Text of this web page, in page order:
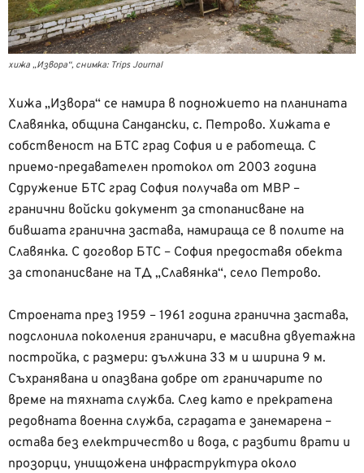
хижа „Извора“, снимка: Trips Journal
Хижа „Извора“ се намира в подножието на планината
Славянка, община Сандански, с. Петрово. Хижата е
собственост на БТС град София и е работеща. С
приемо-предавателен протокол от 2003 година
Сдружение БТС град София получава от МВР –
гранични войски документ за стопанисване на
бившата гранична застава, намираща се в полите на
Славянка. С договор БТС – София предоставя обекта
за стопанисване на ТД „Славянка“, село Петрово.
Строената през 1959 – 1961 година гранична застава,
подслонила поколения граничари, е масивна двуетажна
постройка, с размери: дължина 33 м и ширина 9 м.
Съхранявана и опазвана добре от граничарите по
време на тяхната служба. След като е прекратена
редовната военна служба, сградата е занемарена –
остава без електричество и вода, с разбити врати и
прозорци, унищожена инфраструктура около